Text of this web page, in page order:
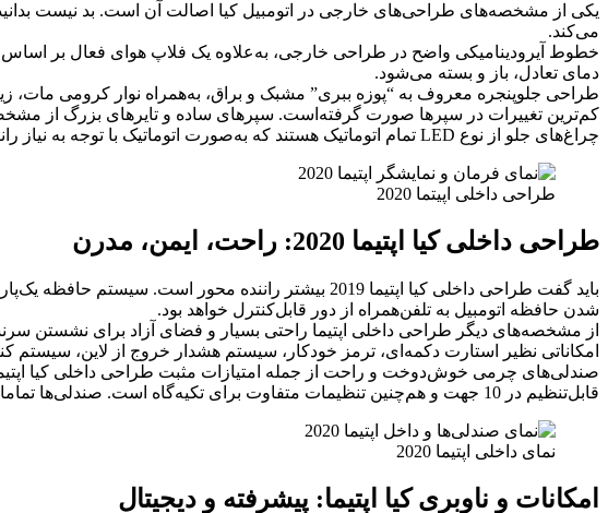
یکی از مشخصه‌های طراحی‌های خارجی در اتومبیل کیا اصالت آن است. بد نیست
می‌کند.
خطوط آیرودینامیکی واضح در طراحی خارجی، به‌علاوه یک فلاپ هوای فعال بر
دمای تعادل، باز و بسته می‌شود.
طراحی جلو‌پنجره معروف به “پوزه ببری” مشبک و براق، به‌همراه نوار کرومی مات، زیبایی
کم‌ترین تغییرات در سپرها صورت گرفته‌است. سپرهای ساده و تایرهای بزرگ از مشخصه‌های همیشگی کیا بوده‌است
چراغ‌های جلو از نوع LED تمام اتوماتیک هستند که به‌صورت اتوماتیک با توجه به نیاز راننده در جاده نور را تنظیم می‌کنند.
طراحی داخلی اپیتما 2020
طراحی داخلی کیا اپتیما 2020: راحت، ایمن، مدرن
باید گفت طراحی داخلی کیا اپتیما 2019 بیشتر راننده
شدن حافظه اتومبیل به تلفن‌همراه از دور قابل‌کنترل خواهد بود.
از مشخصه‌های دیگر طراحی داخلی اپتیما راحتی بسیار و فضای آزاد برای نشستن
امکاناتی نظیر استارت دکمه‌ای، ترمز خودکار، سیستم هشدار خروج از لاین،
قابل‌تنظیم در 10 جهت و هم‌چنین تنظیمات متفاوت برای تکیه‌گاه است. صندلی‌ها تماما دارای سیستم گرم‌کن و سیستم تهویه هستند.
نمای داخلی اپتیما 2020
امکانات و ناوبری کیا اپتیما: پیشرفته و دیجیتال